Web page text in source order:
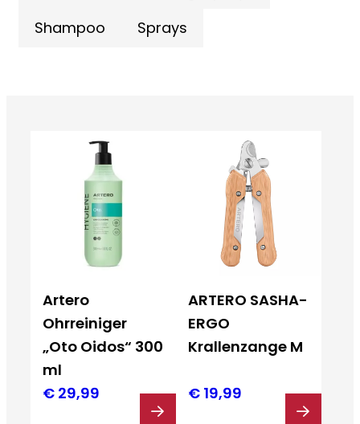
Shampoo
Sprays
Artero
Ohrreiniger
„Oto Oidos“ 300
ml
€ 29,99
ARTERO SASHA-
ERGO
Krallenzange M
€ 19,99